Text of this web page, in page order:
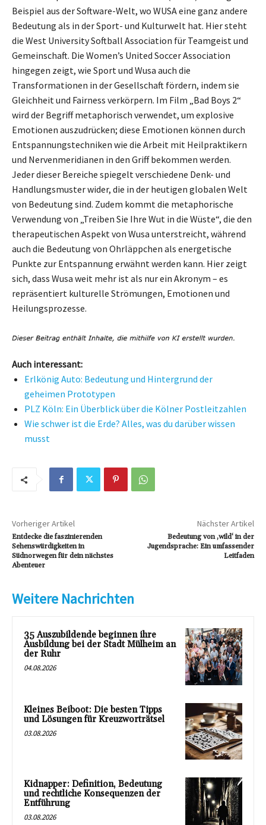
Beispiel aus der Software-Welt, wo WUSA eine ganz andere
Bedeutung als in der Sport- und Kulturwelt hat. Hier steht
die West University Softball Association für Teamgeist und
Gemeinschaft. Die Women’s United Soccer Association
hingegen zeigt, wie Sport und Wusa auch die
Transformationen in der Gesellschaft fördern, indem sie
Gleichheit und Fairness verkörpern. Im Film „Bad Boys 2“
wird der Begriff metaphorisch verwendet, um explosive
Emotionen auszudrücken; diese Emotionen können durch
Entspannungstechniken wie die Arbeit mit Heilpraktikern
und Nervenmeridianen in den Griff bekommen werden.
Jeder dieser Bereiche spiegelt verschiedene Denk- und
Handlungsmuster wider, die in der heutigen globalen Welt
von Bedeutung sind. Zudem kommt die metaphorische
Verwendung von „Treiben Sie Ihre Wut in die Wüste“, die den
therapeutischen Aspekt von Wusa unterstreicht, während
auch die Bedeutung von Ohrläppchen als energetische
Punkte zur Entspannung erwähnt werden kann. Hier zeigt
sich, dass Wusa weit mehr ist als nur ein Akronym – es
repräsentiert kulturelle Strömungen, Emotionen und
Heilungsprozesse.
Auch interessant:
Erlkönig Auto: Bedeutung und Hintergrund der
geheimen Prototypen
PLZ Köln: Ein Überblick über die Kölner Postleitzahlen
Wie schwer ist die Erde? Alles, was du darüber wissen
musst
Vorheriger Artikel
Entdecke die faszinierenden
Sehenswürdigkeiten in
Südnorwegen für dein nächstes
Abenteuer
Nächster Artikel
Bedeutung von ‚wild‘ in der
Jugendsprache: Ein umfassender
Leitfaden
Weitere Nachrichten
35 Auszubildende beginnen ihre
Ausbildung bei der Stadt Mülheim an
der Ruhr
04.08.2026
Kleines Beiboot: Die besten Tipps
und Lösungen für Kreuzworträtsel
03.08.2026
Kidnapper: Definition, Bedeutung
und rechtliche Konsequenzen der
Entführung
03.08.2026